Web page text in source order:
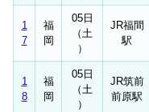
1
7
福
岡
05日
（土
）
JR福間
駅
1
8
福
岡
05日
（土
）
JR筑前
前原駅